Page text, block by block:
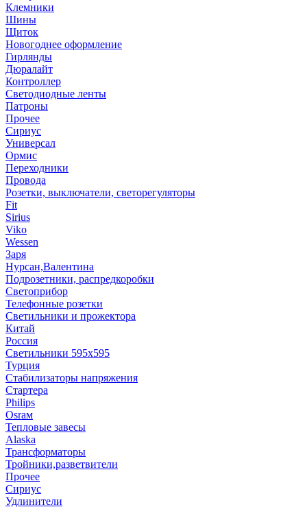
Клемники
Шины
Щиток
Новогоднее оформление
Гирлянды
Дюралайт
Контроллер
Светодиодные ленты
Патроны
Прочее
Сириус
Универсал
Ормис
Переходники
Провода
Розетки, выключатели, светорегуляторы
Fit
Sirius
Viko
Wessen
Заря
Нурсан,Валентина
Подрозетники, распредкоробки
Светоприбор
Телефонные розетки
Светильники и прожектора
Китай
Россия
Светильники 595х595
Турция
Стабилизаторы напряжения
Стартера
Philips
Оsrам
Тепловые завесы
Alaska
Трансформаторы
Тройники,разветвители
Прочее
Сириус
Удлинители